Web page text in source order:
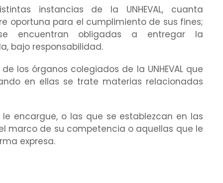
instancias de la UNHEVAL, cuanta
oportuna para el cumplimiento de sus fines;
encuentran obligadas a entregar la
bajo responsabilidad.
los órganos colegiados de la UNHEVAL que
en ellas se trate materias relacionadas
encargue, o las que se establezcan en las
marco de su competencia o aquellas que le
expresa.